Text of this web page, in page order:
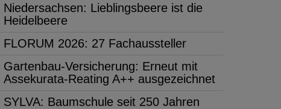
Niedersachsen: Lieblingsbeere ist die
Heidelbeere
FLORUM 2026: 27 Fachaussteller
Gartenbau-Versicherung: Erneut mit
Assekurata-Reating A++ ausgezeichnet
SYLVA: Baumschule seit 250 Jahren